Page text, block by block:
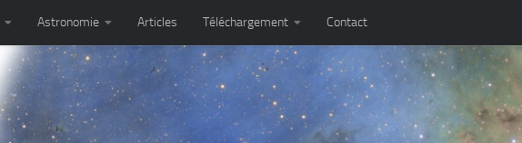
Astronomie Articles Téléchargement Contact